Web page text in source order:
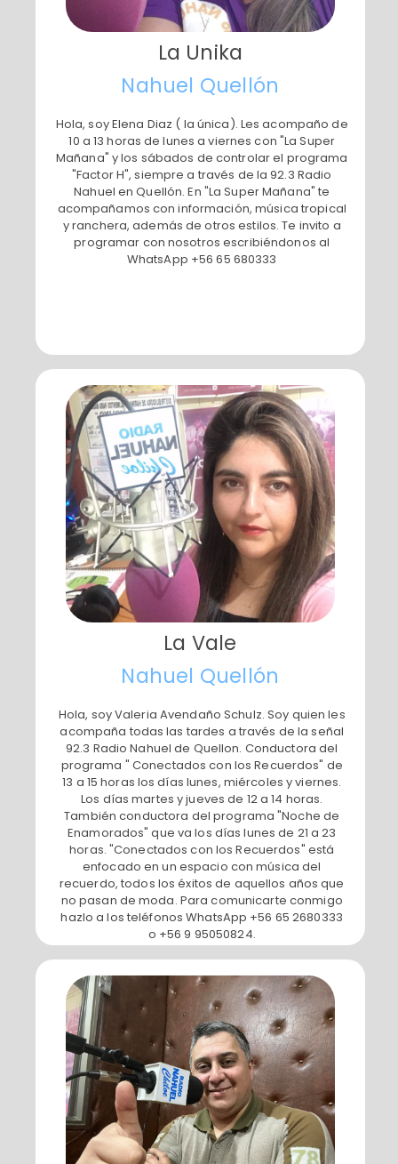
La Unika
​Nahuel Quellón
​Hola, soy Elena Diaz ( la única). Les acompaño de
10 a 13 horas de lunes a viernes con "La Super
Mañana" y los sábados de controlar el programa
"Factor H", siempre a través de la 92.3 Radio
Nahuel en Quellón. En "La Super Mañana" te
acompañamos con información, música tropical
y ranchera, además de otros estilos. Te invito a
programar con nosotros escribiéndonos al
WhatsApp +56 65 680333
La Vale
Nahuel Quellón
​Hola, soy Valeria Avendaño Schulz. Soy quien les
acompaña todas las tardes a través de la señal
92.3 Radio Nahuel de Quellon. Conductora del
programa " Conectados con los Recuerdos" de
13 a 15 horas los días lunes, miércoles y viernes.
Los días martes y jueves de 12 a 14 horas.
También conductora del programa "Noche de
Enamorados" que va los días lunes de 21 a 23
horas. "Conectados con los Recuerdos" está
enfocado en un espacio con música del
recuerdo, todos los éxitos de aquellos años que
no pasan de moda. Para comunicarte conmigo
hazlo a los teléfonos WhatsApp +56 65 2680333
o +56 9 95050824.